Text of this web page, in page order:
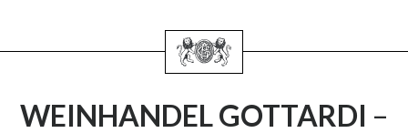
WEINHANDEL GOTTARDI –